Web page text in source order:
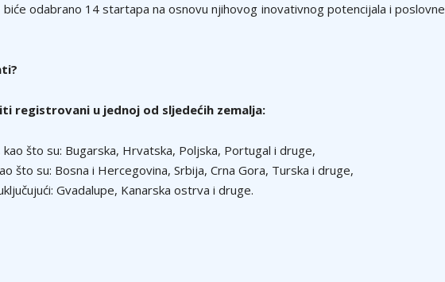
odabrano 14 startapa na osnovu njihovog inovativnog potencijala i poslovne
registrovani u jednoj od sljedećih zemalja:
što su: Bugarska, Hrvatska, Poljska, Portugal i druge,
što su: Bosna i Hercegovina, Srbija, Crna Gora, Turska i druge,
Gvadalupe, Kanarska ostrva i druge.